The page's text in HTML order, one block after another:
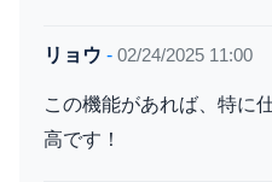
リョウ - 02/24/2025 11:00
この機能があれば、特に
高です！